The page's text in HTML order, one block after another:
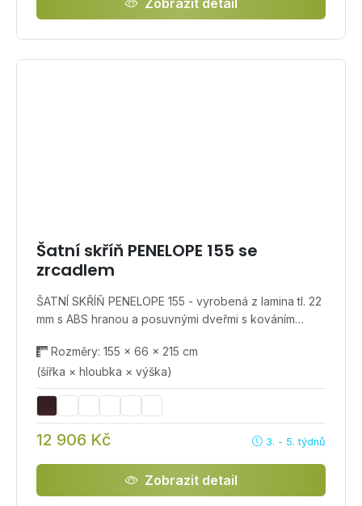
Zobrazit detail
Šatní skříň PENELOPE 155 se
zrcadlem
ŠATNÍ SKŘÍŇ PENELOPE 155 - vyrobená z lamina tl. 22
mm s ABS hranou a posuvnými dveřmi s kováním…
Rozměry: 155 × 66 × 215 cm
(šířka × hloubka × výška)
12 906 Kč 3. - 5. týdnů
Zobrazit detail